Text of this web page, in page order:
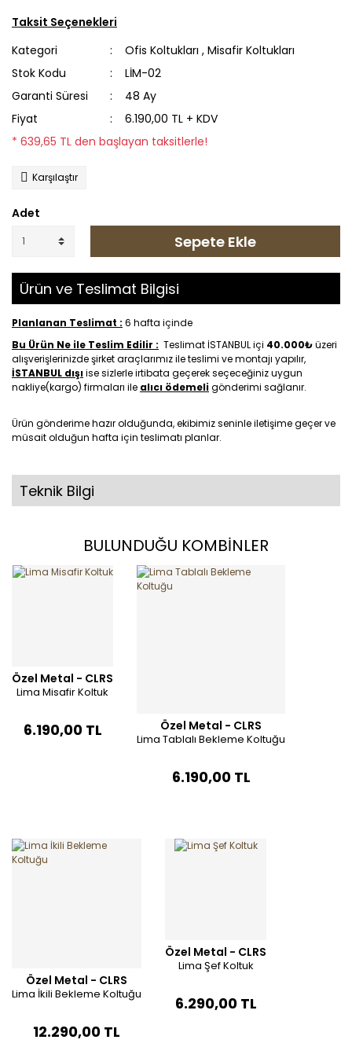
Taksit Seçenekleri
Kategori
Ofis Koltukları ,Misafir Koltukları
Stok Kodu
LİM-02
Garanti Süresi
48 Ay
Fiyat
6.190,00 TL + KDV
* 639,65 TL den başlayan taksitlerle!
Karşılaştır
Adet
Sepete Ekle
Ürün ve Teslimat Bilgisi
Planlanan Teslimat : 6 hafta içinde
Bu Ürün Ne ile Teslim Edilir : Teslimat İSTANBUL içi 40.000₺üzeri
alışverişlerinizde şirket araçlarımız ile teslimi ve montajı yapılır,
İSTANBUL dışıise sizlerle irtibata geçerek seçeceğiniz uygun
nakliye(kargo) firmaları ile alıcı ödemeligönderimi sağlanır.
Ürün gönderime hazır olduğunda, ekibimiz seninle iletişime geçer ve
müsait olduğun hafta için teslimatı planlar.
Teknik Bilgi
BULUNDUĞU KOMBİNLER
Özel Metal - CLRS
Lima Misafir Koltuk
6.190,00 TL Özel Metal - CLRS
Lima Tablalı Bekleme Koltuğu
6.190,00 TL
Özel Metal - CLRS
Lima İkili Bekleme Koltuğu
12.290,00 TL
Özel Metal - CLRS
Lima Şef Koltuk
6.290,00 TL